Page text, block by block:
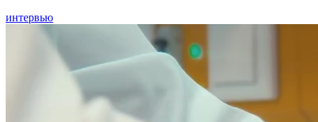
интервью